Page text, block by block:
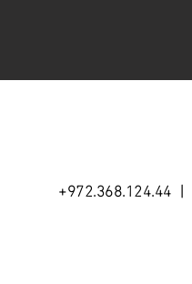
+972.368.124.44 |